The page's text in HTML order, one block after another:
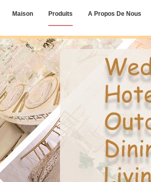
Maison Produits A Propos De Nous